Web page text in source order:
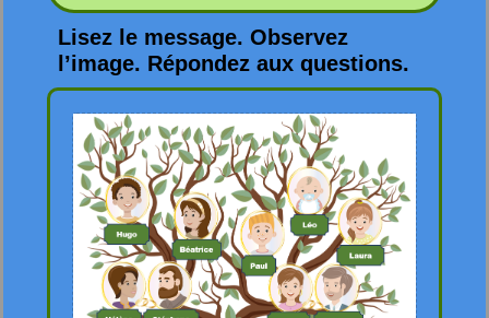
Lisez le message. Observez
l’image. Répondez aux questions.